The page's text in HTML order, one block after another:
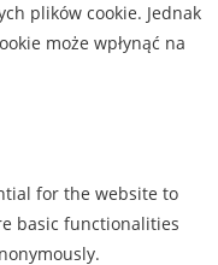
plików cookie. Jednak
może wpłynąć na
for the website to
basic functionalities